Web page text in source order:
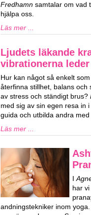
Fredhamn samtalar om vad
hjälpa oss.
Läs mer ...
Ljudets läkande
vibrationerna
Hur kan något så enkelt
återfinna stillhet, balans och
av stress och ständigt brus?
med sig av sin egen resa in
guida och utbilda andra
Läs mer ...
I
har
andningstekniker inom